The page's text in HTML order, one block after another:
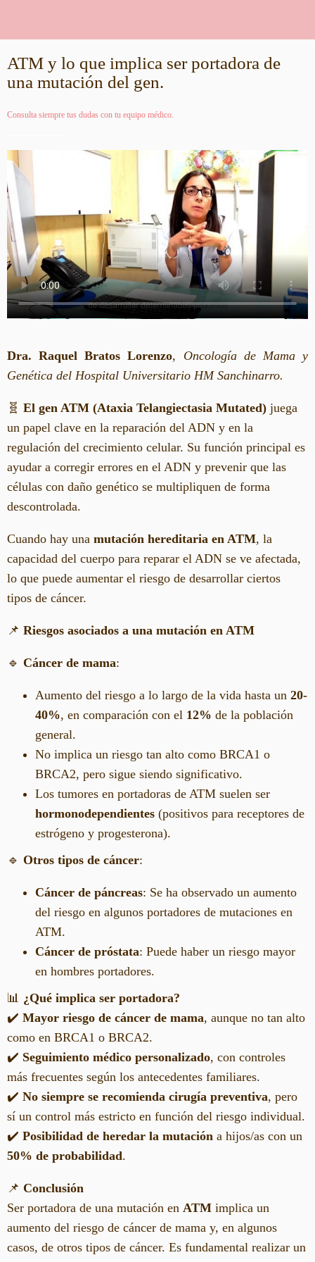
ATM y lo que implica ser portadora de
una mutación del gen.
Consulta siempre tus dudas con tu equipo médico.
Dra. Raquel Bratos Lorenzo, Oncología de Mama y
Genética del Hospital Universitario HM Sanchinarro.
🧬 El gen ATM (Ataxia Telangiectasia Mutated) juega
un papel clave en la reparación del ADN y en la
regulación del crecimiento celular. Su función principal es
ayudar a corregir errores en el ADN y prevenir que las
células con daño genético se multipliquen de forma
descontrolada.
Cuando hay una mutación hereditaria en ATM, la
capacidad del cuerpo para reparar el ADN se ve afectada,
lo que puede aumentar el riesgo de desarrollar ciertos
tipos de cáncer.
📌 Riesgos asociados a una mutación en ATM
🔹 Cáncer de mama:
Aumento del riesgo a lo largo de la vida hasta un 20-
40%, en comparación con el 12% de la población
general.
No implica un riesgo tan alto como BRCA1 o
BRCA2, pero sigue siendo significativo.
Los tumores en portadoras de ATM suelen ser
hormonodependientes (positivos para receptores de
estrógeno y progesterona).
🔹 Otros tipos de cáncer:
Cáncer de páncreas: Se ha observado un aumento
del riesgo en algunos portadores de mutaciones en
ATM.
Cáncer de próstata: Puede haber un riesgo mayor
en hombres portadores.
📊 ¿Qué implica ser portadora?
✔️ Mayor riesgo de cáncer de mama, aunque no tan alto
como en BRCA1 o BRCA2.
✔️ Seguimiento médico personalizado, con controles
más frecuentes según los antecedentes familiares.
✔️ No siempre se recomienda cirugía preventiva, pero
sí un control más estricto en función del riesgo individual.
✔️ Posibilidad de heredar la mutación a hijos/as con un
50% de probabilidad.
📌 Conclusión
Ser portadora de una mutación en ATM implica un
aumento del riesgo de cáncer de mama y, en algunos
casos, de otros tipos de cáncer. Es fundamental realizar un